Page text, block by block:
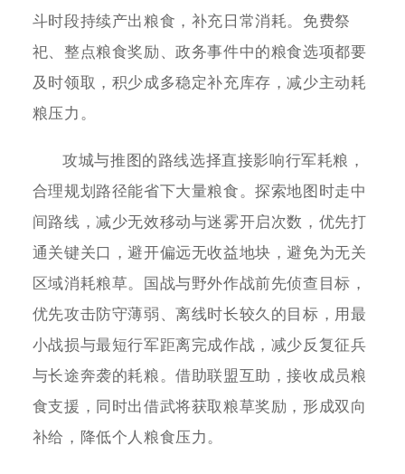
斗时段持续产出粮食，补充日常消耗。免费祭
祀、整点粮食奖励、政务事件中的粮食选项都要
及时领取，积少成多稳定补充库存，减少主动耗
粮压力。
攻城与推图的路线选择直接影响行军耗粮，
合理规划路径能省下大量粮食。探索地图时走中
间路线，减少无效移动与迷雾开启次数，优先打
通关键关口，避开偏远无收益地块，避免为无关
区域消耗粮草。国战与野外作战前先侦查目标，
优先攻击防守薄弱、离线时长较久的目标，用最
小战损与最短行军距离完成作战，减少反复征兵
与长途奔袭的耗粮。借助联盟互助，接收成员粮
食支援，同时出借武将获取粮草奖励，形成双向
补给，降低个人粮食压力。